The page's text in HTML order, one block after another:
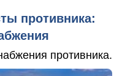
противника:
противника.